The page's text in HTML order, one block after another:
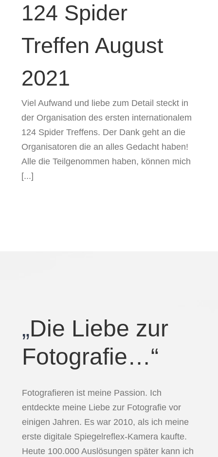
124 Spider
Treffen August
2021
Viel Aufwand und liebe zum Detail steckt in
der Organisation des ersten internationalem
124 Spider Treffens. Der Dank geht an die
Organisatoren die an alles Gedacht haben!
Alle die Teilgenommen haben, können mich
[...]
„Die Liebe zur
Fotografie…“
Fotografieren ist meine Passion. Ich
entdeckte meine Liebe zur Fotografie vor
einigen Jahren. Es war 2010, als ich meine
erste digitale Spiegelreflex-Kamera kaufte.
Heute 100.000 Auslösungen später kann ich